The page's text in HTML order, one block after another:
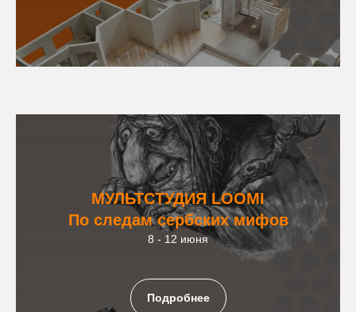
МУЛЬТСТУДИЯ LOOMI
По следам сербских мифов
8 - 12 июня
Подробнее